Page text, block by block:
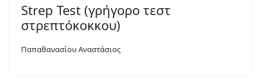
Strep Test (γρήγορο τεστ
στρεπτόκοκκου)
Παπαθανασίου Αναστάσιος